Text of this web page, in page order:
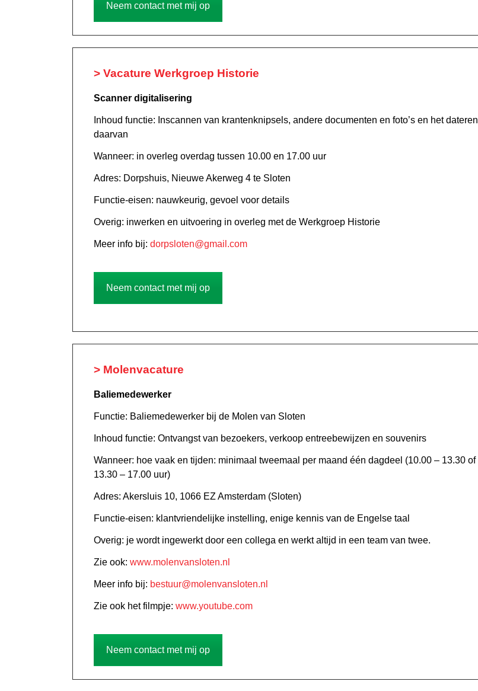
Neem contact met mij op
> Vacature Werkgroep Historie
Scanner digitalisering
Inhoud functie: Inscannen van krantenknipsels, andere documenten en foto’s en het dateren
daarvan
Wanneer: in overleg overdag tussen 10.00 en 17.00 uur
Adres: Dorpshuis, Nieuwe Akerweg 4 te Sloten
Functie-eisen: nauwkeurig, gevoel voor details
Overig: inwerken en uitvoering in overleg met de Werkgroep Historie
Meer info bij: dorpsloten@gmail.com
Neem contact met mij op
> Molenvacature
Baliemedewerker
Functie: Baliemedewerker bij de Molen van Sloten
Inhoud functie: Ontvangst van bezoekers, verkoop entreebewijzen en souvenirs
Wanneer: hoe vaak en tijden: minimaal tweemaal per maand één dagdeel (10.00 – 13.30 of
13.30 – 17.00 uur)
Adres: Akersluis 10, 1066 EZ Amsterdam (Sloten)
Functie-eisen: klantvriendelijke instelling, enige kennis van de Engelse taal
Overig: je wordt ingewerkt door een collega en werkt altijd in een team van twee.
Zie ook: www.molenvansloten.nl
Meer info bij: bestuur@molenvansloten.nl
Zie ook het filmpje: www.youtube.com
Neem contact met mij op